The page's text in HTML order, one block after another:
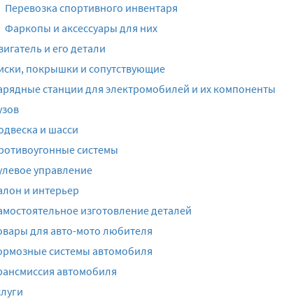
Перевозка спортивного инвентаря
Фаркопы и аксессуары для них
и его детали
покрышки и сопутствующие
станции для электромобилей и их компоненты
и шасси
системы
управление
и интерьер
изготовление деталей
для авто-мото любителя
системы автомобиля
автомобиля